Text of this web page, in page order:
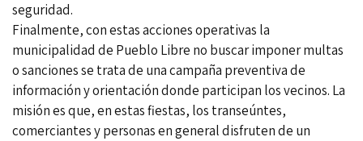
seguridad.
Finalmente, con estas acciones operativas la
municipalidad de Pueblo Libre no buscar imponer multas
o sanciones se trata de una campaña preventiva de
información y orientación donde participan los vecinos. La
misión es que, en estas fiestas, los transeúntes,
comerciantes y personas en general disfruten de un